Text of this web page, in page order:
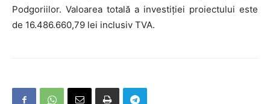
Podgoriilor. Valoarea totală a investiției proiectului este
de 16.486.660,79 lei inclusiv TVA.